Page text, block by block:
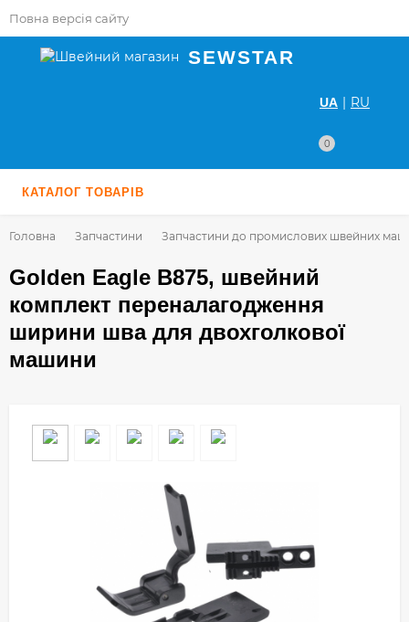
Повна версія сайту
UA | RU
0
SEWSTAR
КАТАЛОГ ТОВАРІВ
Головна Запчастини Запчастини до промислових швейних
Golden Eagle B875, швейний
комплект переналагодження
ширини шва для двохголкової
машини